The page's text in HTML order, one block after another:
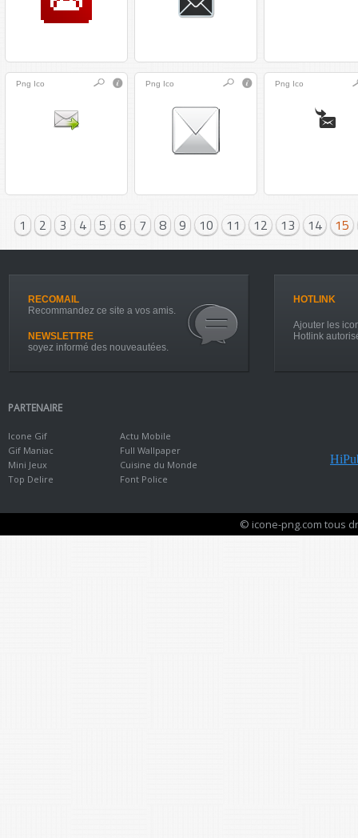
Png Ico Png Ico Png Ico
1 2 3 4 5 6 7 8 9 10 11 12 13 14 15
RECOMAIL
Recommandez ce site a vos amis.
NEWSLETTRE
soyez informé des nouveautées.
HOTLINK
Ajouter les
Hotlink
PARTENAIRE
Icone Gif
Gif Maniac
Mini Jeux
Top Delire
Actu Mobile
Full Wallpaper
Cuisine du Monde
Font Police
© icone-png.com tous